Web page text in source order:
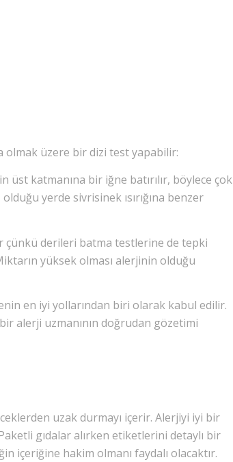
olmak üzere bir dizi test yapabilir:
katmanına bir iğne batırılır, böylece çok
yerde sivrisinek ısırığına benzer
çünkü derileri batma testlerine de tepki
yüksek olması alerjinin olduğu
en iyi yollarından biri olarak kabul edilir.
alerji uzmanının doğrudan gözetimi
uzak durmayı içerir. Alerjiyi iyi bir
gıdalar alırken etiketlerini detaylı bir
içeriğine hakim olmanı faydalı olacaktır.